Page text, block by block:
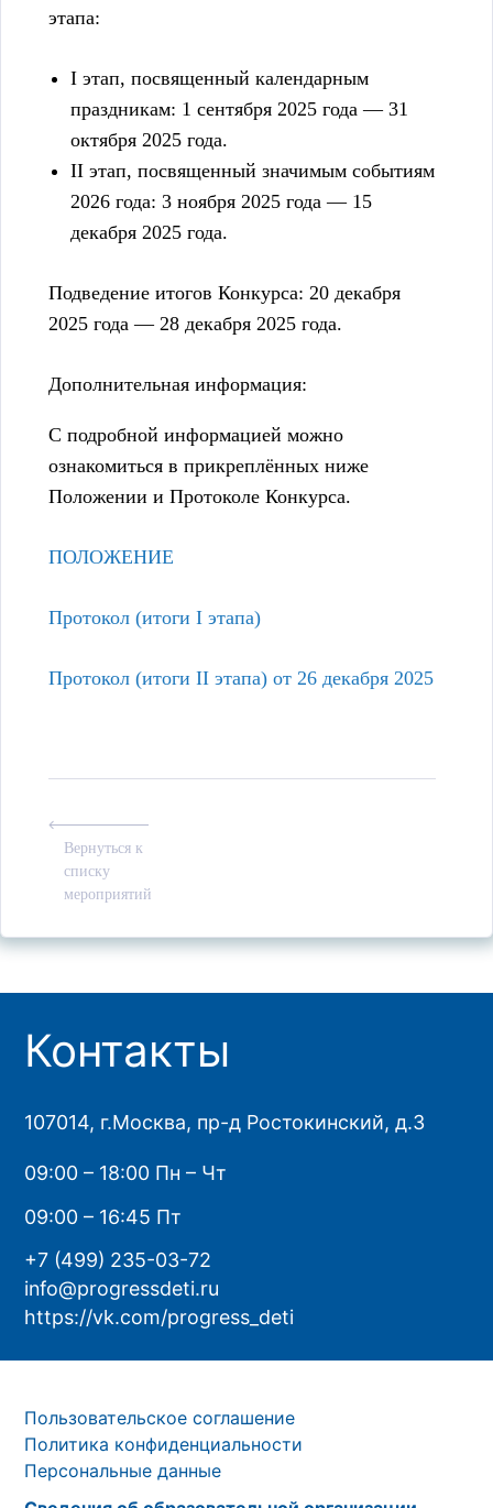
этапа:
I этап, посвященный календарным
праздникам: 1 сентября 2025 года — 31
октября 2025 года.
II этап, посвященный значимым событиям
2026 года: 3 ноября 2025 года — 15
декабря 2025 года.
Подведение итогов Конкурса: 20 декабря
2025 года — 28 декабря 2025 года.
Дополнительная информация:
С подробной информацией можно
ознакомиться в прикреплённых ниже
Положении и Протоколе Конкурса.
ПОЛОЖЕНИЕ
Протокол (итоги I этапа)
Протокол (итоги II этапа) от 26 декабря 2025
Вернуться к
списку
мероприятий
Контакты
107014, г.Москва, пр-д Ростокинский, д.3
09:00 – 18:00 Пн – Чт
09:00 – 16:45 Пт
+7 (499) 235-03-72
info@progressdeti.ru
https://vk.com/progress_deti
Пользовательское соглашение
Политика конфиденциальности
Персональные данные